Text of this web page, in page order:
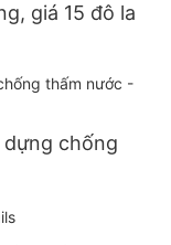
giá 15 đô la
dựng chống